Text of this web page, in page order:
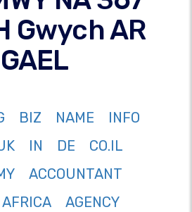
Gwych AR
GAEL
BIZ NAME
INFO
IN DE
CO.IL
ACCOUNTANT
AFRICA
AGENCY